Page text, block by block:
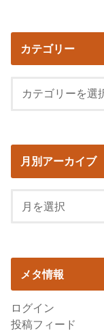
カテゴリー
月別アーカイブ
メタ情報
ログイン
投稿フィード